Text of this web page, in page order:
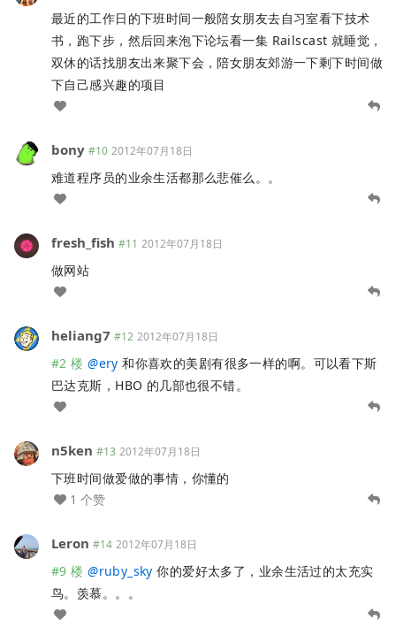
最近的工作日的下班时间一般陪女朋友去自习室看下技术
书，跑下步，然后回来泡下论坛看一集 Railscast 就睡觉，
双休的话找朋友出来聚下会，陪女朋友郊游一下剩下时间做
下自己感兴趣的项目
bony #10 2012年07月18日
难道程序员的业余生活都那么悲催么。。
fresh_fish #11 2012年07月18日
做网站
heliang7 #12 2012年07月18日
#2 楼 @ery 和你喜欢的美剧有很多一样的啊。可以看下斯
巴达克斯，HBO 的几部也很不错。
n5ken #13 2012年07月18日
下班时间做爱做的事情，你懂的
1 个赞
Leron #14 2012年07月18日
#9 楼 @ruby_sky 你的爱好太多了，业余生活过的太充实
鸟。羡慕。。。